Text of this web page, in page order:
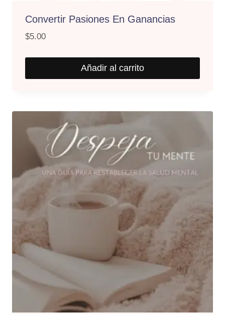
Convertir Pasiones En Ganancias
$5.00
Añadir al carrito